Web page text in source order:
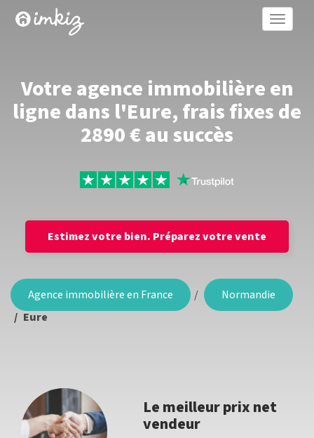
Toggle
Votre agence immobilière en
ligne dans l'Eure, frais fixes de
2890 € au succès
Estimez votre bien. Préparez votre vente
Agence immobilière en France
Normandie
Eure
Le meilleur prix net
vendeur